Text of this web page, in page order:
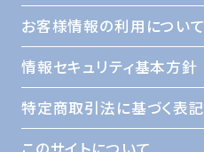
お客様情報の利用について
情報セキュリティ基本方針
特定商取引法に基づく表記